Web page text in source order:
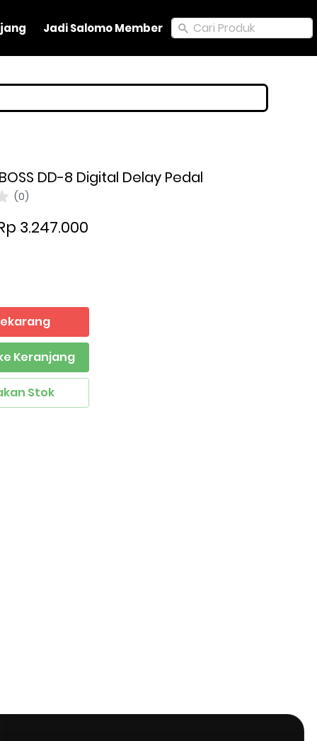
Jadi Salomo Member Cari Produk
Jadi Salomo Member Cari Produk
DD-8 Digital Delay Pedal
(0)
3.247.000
Keranjang
Stok